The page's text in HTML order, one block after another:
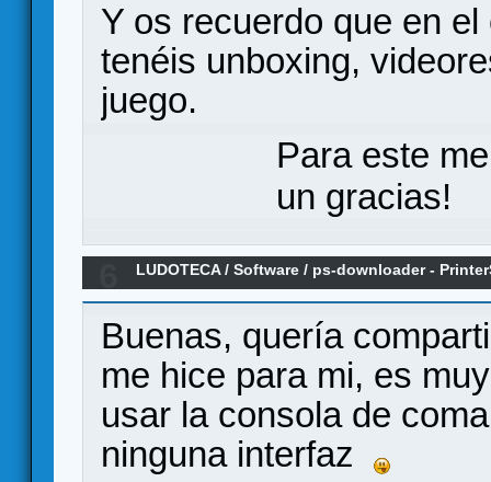
Y os recuerdo que en
tenéis unboxing,
juego.
Para este
un gracias!
LUDOTECA/Software / ps-downloader -
Buenas, quería
me hice para mi, es
usar la consola de
ninguna interfaz